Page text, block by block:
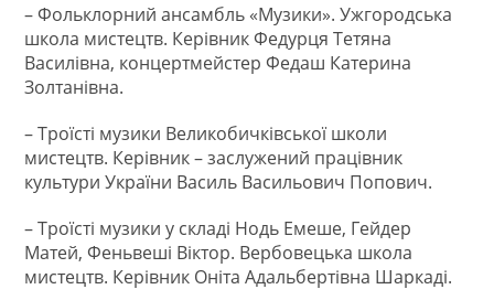
– Фольклорний ансамбль «Музики». Ужгородська
школа мистецтв. Керівник Федурця Тетяна
Василівна, концертмейстер Федаш Катерина
Золтанівна.
– Троїсті музики Великобичківської школи
мистецтв. Керівник – заслужений працівник
культури України Василь Васильович Попович.
– Троїсті музики у складі Нодь Емеше, Гейдер
Матей, Феньвеші Віктор. Вербовецька школа
мистецтв. Керівник Оніта Адальбертівна Шаркаді.